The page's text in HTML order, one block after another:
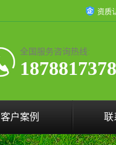
资质
全国服务咨询热线:
客户案例 联